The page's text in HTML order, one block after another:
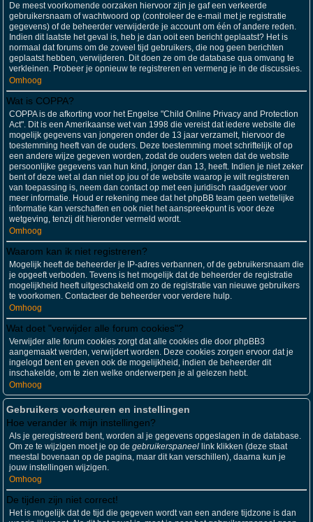
De meest voorkomende oorzaken hiervoor zijn je gaf een verkeerde
gebruikersnaam of wachtwoord op (controleer de e-mail met je registratie
gegevens) of de beheerder verwijderde je account om één of andere reden.
Indien dit laatste het geval is, heb je dan ooit een bericht geplaatst? Het is
normaal dat forums om de zoveel tijd gebruikers, die nog geen berichten
geplaatst hebben, verwijderen. Dit doen ze om de database qua omvang te
verkleinen. Probeer je opnieuw te registreren en vermeng je in de discussies.
Omhoog
Wat is COPPA?
COPPA is de afkorting voor het Engelse "Child Online Privacy and Protection
Act". Dit is een Amerikaanse wet van 1998 die vereist dat iedere website die
mogelijk gegevens van jongeren onder de 13 jaar verzamelt, hiervoor de
toestemming heeft van de ouders. Deze toestemming moet schriftelijk of op
een andere wijze gegeven worden, zodat de ouders weten dat de website
persoonlijke gegevens van hun kind, jonger dan 13, heeft. Indien je niet zeker
bent of deze wet al dan niet op jou of de website waarop je wilt registreren
van toepassing is, neem dan contact op met een juridisch raadgever voor
meer informatie. Houd er rekening mee dat het phpBB team geen wettelijke
informatie kan verschaffen en ook niet het aanspreekpunt is voor deze
wetgeving, tenzij dit hieronder vermeld wordt.
Omhoog
Waarom kan ik niet registreren?
Mogelijk heeft de beheerder je IP-adres verbannen, of de gebruikersnaam die
je opgeeft verboden. Tevens is het mogelijk dat de beheerder de registratie
mogelijkheid heeft uitgeschakeld om zo de registratie van nieuwe gebruikers
te voorkomen. Contacteer de beheerder voor verdere hulp.
Omhoog
Wat doet "verwijder alle forum cookies"?
Verwijder alle forum cookies zorgt dat alle cookies die door phpBB3
aangemaakt werden, verwijdert worden. Deze cookies zorgen ervoor dat je
ingelogd bent en geven ook de mogelijkheid, indien de beheerder dit
inschakelde, om te zien welke onderwerpen je al gelezen hebt.
Omhoog
Gebruikers voorkeuren en instellingen
Hoe verander ik mijn instellingen?
Als je geregistreerd bent, worden al je gegevens opgeslagen in de database.
Om ze te wijzigen moet je op de gebruikerspaneel link klikken (deze staat
meestal bovenaan op de pagina, maar dit kan verschillen), daarna kun je
jouw instellingen wijzigen.
Omhoog
De tijden zijn niet correct!
Het is mogelijk dat de tijd die gegeven wordt van een andere tijdzone is dan